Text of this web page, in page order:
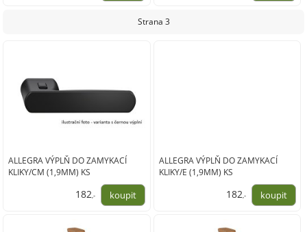
Strana 3
ALLEGRA VÝPLŇ DO ZAMYKACÍ
KLIKY/CM (1,9MM) KS
182,-
ALLEGRA VÝPLŇ DO ZAMYKACÍ
KLIKY/E (1,9MM) KS
182,-